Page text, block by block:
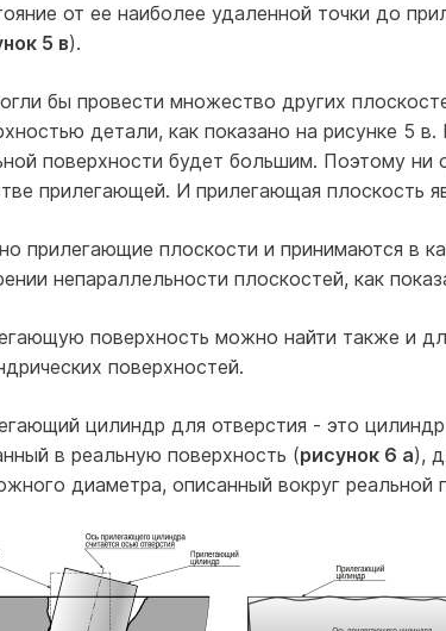
от ее наиболее удаленной точки до
5 в).
бы провести множество других
детали, как показано на рисунке 5
поверхности будет большим. Поэтому ни
прилегающей. И прилегающая плоскость
прилегающие плоскости и принимаются в
непараллельности плоскостей, как
поверхность можно найти также и
поверхностей.
цилиндр для отверстия - это
в реальную поверхность (рисунок 6 а),
диаметра, описанный вокруг реальной